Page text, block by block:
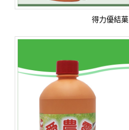
得力優結菓